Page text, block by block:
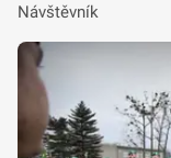
Návštěvník